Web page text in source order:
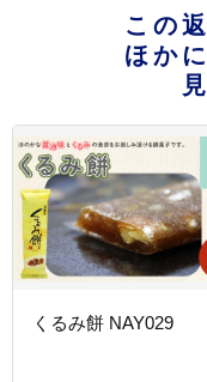
この
ほか
くるみ餅 NAY029